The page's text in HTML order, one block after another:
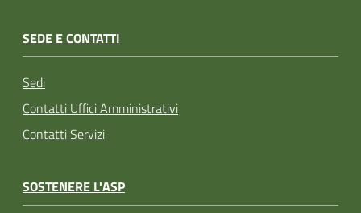
SEDE E CONTATTI
Sedi
Contatti Uffici Amministrativi
Contatti Servizi
SOSTENERE L'ASP